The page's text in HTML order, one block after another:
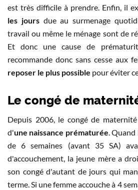
est très difficile à prendre. Enfin, il
les joursdue au surmenage
travail ou même le ménage sont de
Et donc une cause de
recommande donc sans cesse aux
reposer le plus possible pour éviter
Le congé de
Depuis 2006, le congé de
d'une naissance prématurée. Quand
de 6 semaines (avant 35 SA)
d'accouchement, la jeune mère a
son congé d'autant de jours qui
terme. Si une femme accouche à 4